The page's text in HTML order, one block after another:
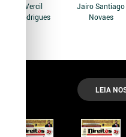
Vercil
Rodrigues
Jairo Santiago
Novaes
LEIA